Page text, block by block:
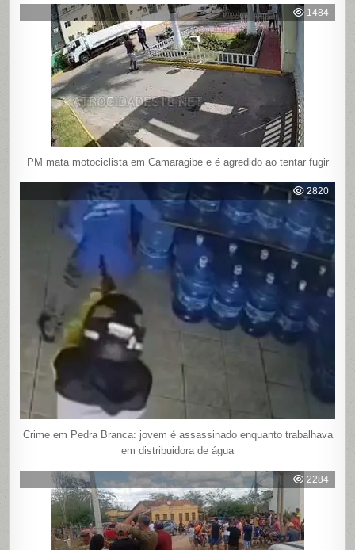
1484
PM mata motociclista em Camaragibe e é agredido ao tentar fugir
2820
Crime em Pedra Branca: jovem é assassinado enquanto trabalhava
em distribuidora de água
2284